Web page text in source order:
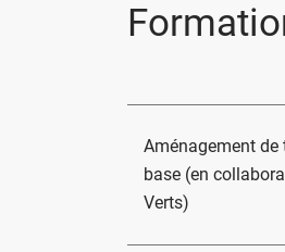
Aménagement de
base (en
Verts)